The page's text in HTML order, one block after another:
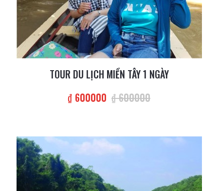
TOUR DU LỊCH MIỀN TÂY 1 NGÀY
₫ 600000 ₫ 600000